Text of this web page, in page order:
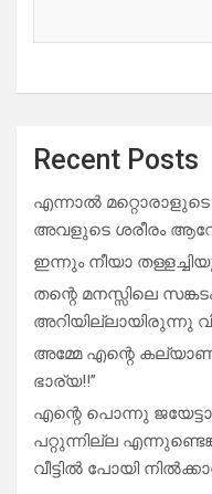
Recent Posts
എന്നാൽ മറ്റൊരാളുടെ
അവളുടെ ശരീരം
ഇന്നും നീയാ
തന്റെ മനസ്സിലെ
അറിയില്ലായിരുന്നു
അമ്മേ എന്റെ
ഭാര്യ!!”
എന്റെ പൊന്നു
പറ്റുന്നില്ല
വീട്ടിൽ പോയി